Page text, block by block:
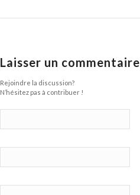
Laisser un commentaire
Rejoindre la discussion?
N’hésitez pas à contribuer !